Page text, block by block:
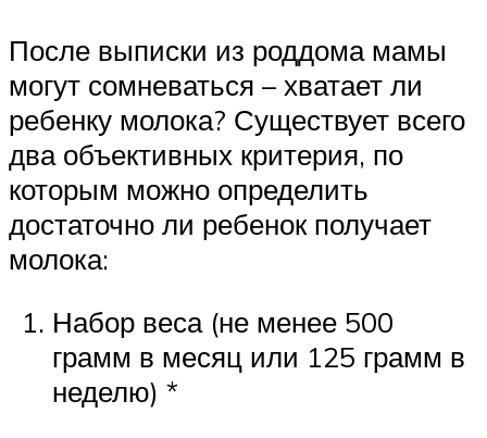
После выписки из роддома мамы
могут сомневаться – хватает ли
ребенку молока? Существует всего
два объективных критерия, по
которым можно определить
достаточно ли ребенок получает
молока:
Набор веса (не менее 500
грамм в месяц или 125 грамм в
неделю) *